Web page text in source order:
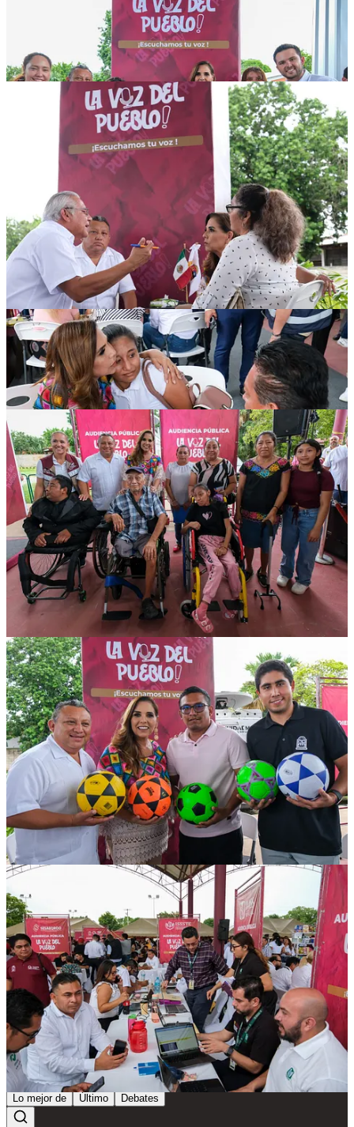
“Estamos entregando estos aparatos que son herramientas para
abrazar una mejor calidad de vida. Es dinero del pueblo que regresa
al pueblo y en estas audiencias públicas escuchamos, atendemos y
solucionamos de forma directa, sin intermediarios”, afirmó.
De los Apoyos del Bienestar, a cargo de SEBIEN, la Gobernadora
entregó 17 triciclos a beneficiarios de Adolfo López Mateos y de
José María Morelos.
Asimismo, entre otros apoyos entregados se encuentran 14 tinacos a
igual número de familias y 4 bicicletas a habitantes de diversas
comunidades.
Como parte de los resultados de la audiencia, 15 familias de Dos
Aguadas, Adolfo López Mateos, Bulukax y la cabecera recibieron
láminas de zinc, en tanto que Loida Ramos Baez, Alexia Gómez y
María Acosta Chacón, de Dziuché, La Presumida y la cabecera
municipal, recibieron paquetes de insumos de bordado y urdido de
hamacas, del programa Artesanas del Bienestar.
También se atendieron asuntos que requirieron asesoría legal, de
certeza jurídica de la tierra y de atención médica.
Compartir
Discusión sobre este post
Comentarios Restacks
Lo mejor de Último Debates